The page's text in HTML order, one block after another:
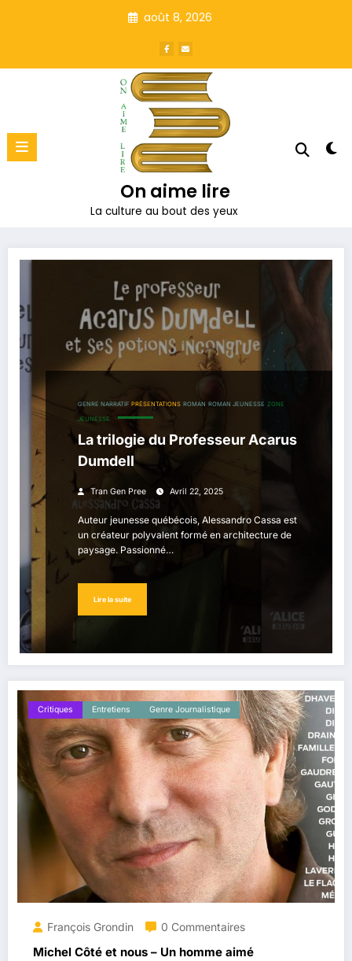
août 8, 2026
On aime lire
La culture au bout des yeux
GENRE NARRATIF PRÉSENTATIONS ROMAN ROMAN JEUNESSE ZONE
JEUNESSE
La trilogie du Professeur Acarus
Dumdell
Tran Gen Pree Avril 22, 2025
Auteur jeunesse québécois, Alessandro Cassa est
un créateur polyvalent formé en architecture de
paysage. Passionné…
Lire la suite
Critiques Entretiens Genre Journalistique
François Grondin 0 Commentaires
Michel Côté et nous – Un homme aimé